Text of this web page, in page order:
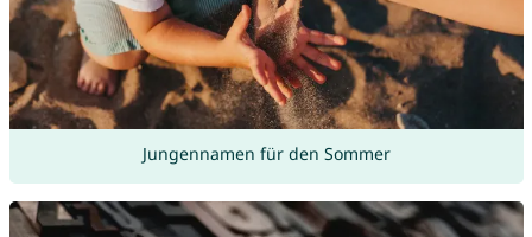
Jungennamen für den Sommer